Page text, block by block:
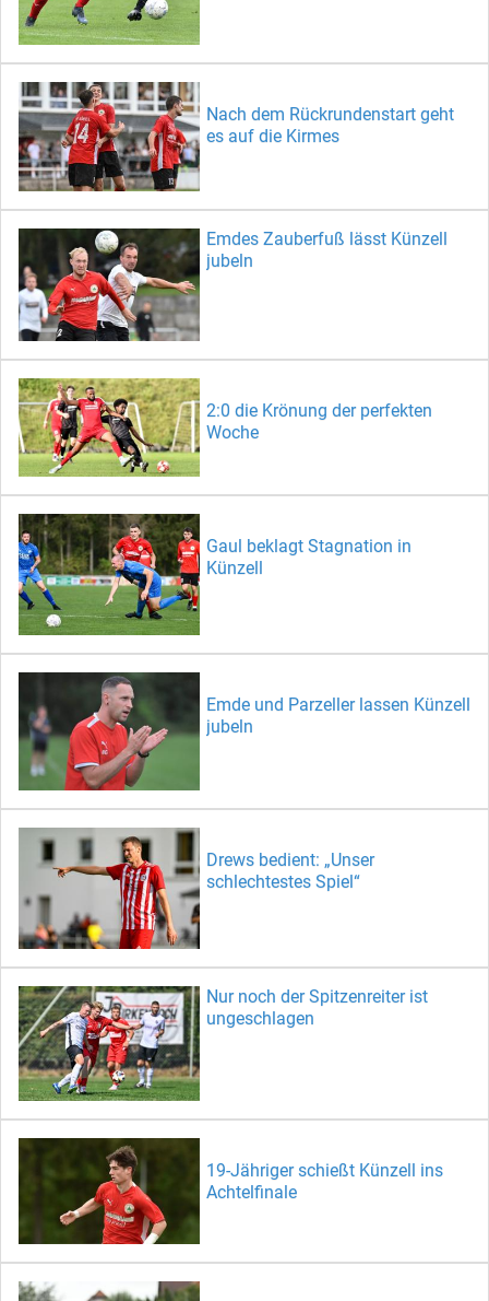
Nach dem Rückrundenstart geht
es auf die Kirmes
Emdes Zauberfuß lässt Künzell
jubeln
2:0 die Krönung der perfekten
Woche
Gaul beklagt Stagnation in
Künzell
Emde und Parzeller lassen Künzell
jubeln
Drews bedient: „Unser
schlechtestes Spiel“
Nur noch der Spitzenreiter ist
ungeschlagen
19-Jähriger schießt Künzell ins
Achtelfinale